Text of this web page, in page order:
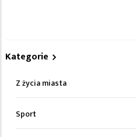
Kategorie
Z życia miasta
Sport